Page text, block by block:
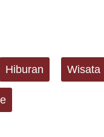
Hiburan Wisata